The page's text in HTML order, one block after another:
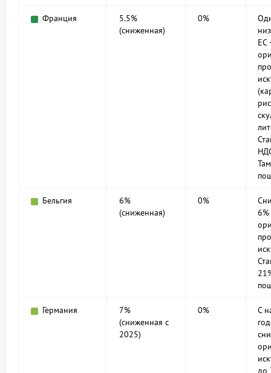
Франция
5.5%
(сниженная)
0%
ЕС
Бельгия
6%
(сниженная)
0%
Германия
7%
(сниженная с
2025)
0%
С